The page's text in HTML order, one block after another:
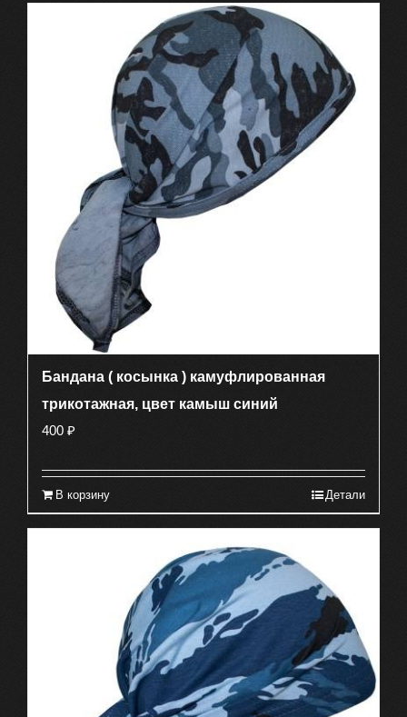
Бандана ( косынка ) камуфлированная
трикотажная, цвет камыш синий
400 ₽
В корзину Детали